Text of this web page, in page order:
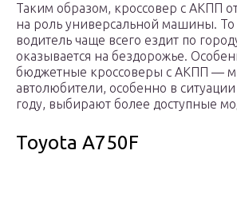
Таким образом, кроссовер с АКПП
на роль универсальной машины. То
водитель чаще всего ездит по
оказывается на бездорожье.
бюджетные кроссоверы с АКПП —
автолюбители, особенно в
году, выбирают более доступные
Toyota A750F